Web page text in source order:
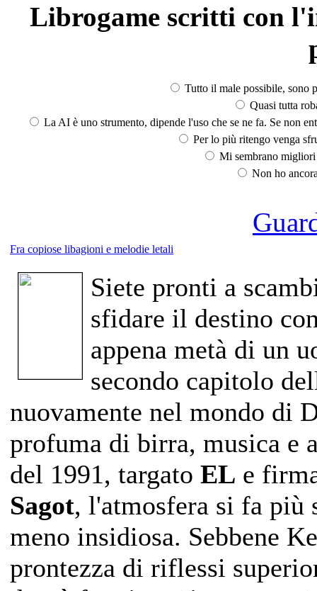
Librogame scritti con
Tutto il male possibile, sono
Quasi tutta
La AI è uno strumento, dipende l'uso che se ne fa. Se non
Per lo più ritengo venga
Mi sembrano
Non ho
Fra copiose libagioni e melodie letali
Siete pronti a
sfidare il destino
appena metà di un
secondo capitolo
nuovamente nel mondo di
profuma di birra, musica e
del 1991, targato EL e
Sagot, l'atmosfera si fa più
meno insidiosa. Sebbene
prontezza di riflessi